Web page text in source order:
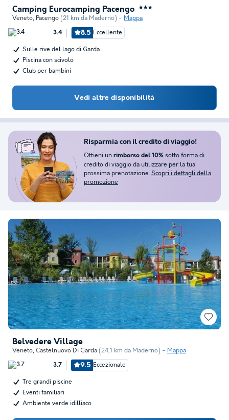
Camping Eurocamping Pacengo ★★★
Veneto, Pacengo (21 km da Maderno) Mappa
3.4 8.5 Eccellente
Sulle rive del lago di Garda
Piscina con scivolo
Club per bambini
Vedi altre disponibilità
Belvedere Village
Veneto, Castelnuovo Di Garda (24,1 km da Maderno) Mappa
3.7 9.5 Eccezionale
Tre grandi piscine
Eventi familiari
Ambiente verde idilliaco
Risparmia con il credito di viaggio!
Ottieni un rimborso del 10% sotto forma di
credito di viaggio da utilizzare per la tua
prossima prenotazione. Scopri i dettagli della
promozione